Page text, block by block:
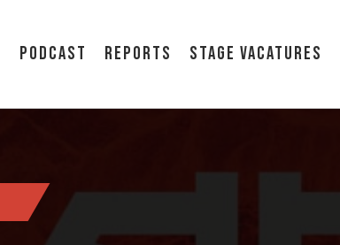
Podcast Reports Stage vacatures